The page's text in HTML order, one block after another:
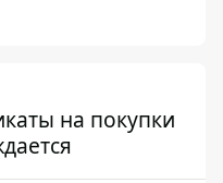
на покупки